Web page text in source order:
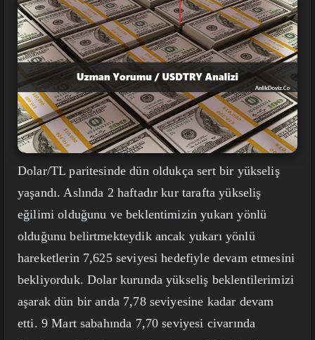
Dolar/TL paritesinde dün oldukça sert bir yükseliş
yaşandı. Aslında 2 haftadır kur tarafta yükseliş
eğilimi olduğunu ve beklentimizin yukarı yönlü
olduğunu belirtmekteydik ancak yukarı yönlü
hareketlerin 7,625 seviyesi hedefiyle devam etmesini
bekliyorduk. Dolar kurunda yükseliş beklentilerimizi
aşarak dün bir anda 7,78 seviyesine kadar devam
etti. 9 Mart sabahında 7,70 seviyesi civarında